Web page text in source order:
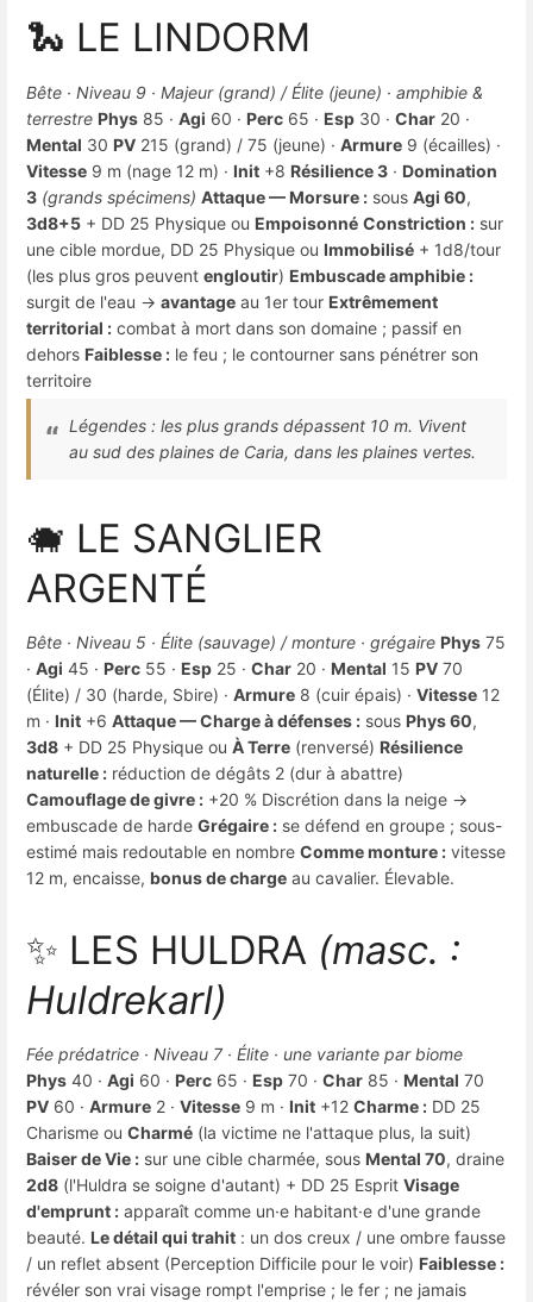
🐍 LE LINDORM
Bête · Niveau 9 · Majeur (grand) / Élite (jeune) · amphibie &
terrestre Phys 85 · Agi 60 · Perc 65 · Esp 30 · Char 20 ·
Mental 30 PV 215 (grand) / 75 (jeune) · Armure 9 (écailles) ·
Vitesse 9 m (nage 12 m) · Init +8 Résilience 3 · Domination
3 (grands spécimens) Attaque — Morsure : sous Agi 60,
3d8+5 + DD 25 Physique ou Empoisonné Constriction : sur
une cible mordue, DD 25 Physique ou Immobilisé + 1d8/tour
(les plus gros peuvent engloutir) Embuscade amphibie :
surgit de l'eau → avantage au 1er tour Extrêmement
territorial : combat à mort dans son domaine ; passif en
dehors Faiblesse : le feu ; le contourner sans pénétrer son
territoire
Légendes : les plus grands dépassent 10 m. Vivent
au sud des plaines de Caria, dans les plaines vertes.
🐗 LE SANGLIER
ARGENTÉ
Bête · Niveau 5 · Élite (sauvage) / monture · grégaire Phys 75
· Agi 45 · Perc 55 · Esp 25 · Char 20 · Mental 15 PV 70
(Élite) / 30 (harde, Sbire) · Armure 8 (cuir épais) · Vitesse 12
m · Init +6 Attaque — Charge à défenses : sous Phys 60,
3d8 + DD 25 Physique ou À Terre (renversé) Résilience
naturelle : réduction de dégâts 2 (dur à abattre)
Camouflage de givre : +20 % Discrétion dans la neige →
embuscade de harde Grégaire : se défend en groupe ; sous-
estimé mais redoutable en nombre Comme monture : vitesse
12 m, encaisse, bonus de charge au cavalier. Élevable.
✨ LES HULDRA (masc. :
Huldrekarl)
Fée prédatrice · Niveau 7 · Élite · une variante par biome
Phys 40 · Agi 60 · Perc 65 · Esp 70 · Char 85 · Mental 70
PV 60 · Armure 2 · Vitesse 9 m · Init +12 Charme : DD 25
Charisme ou Charmé (la victime ne l'attaque plus, la suit)
Baiser de Vie : sur une cible charmée, sous Mental 70, draine
2d8 (l'Huldra se soigne d'autant) + DD 25 Esprit Visage
d'emprunt : apparaît comme un·e habitant·e d'une grande
beauté. Le détail qui trahit : un dos creux / une ombre fausse
/ un reflet absent (Perception Difficile pour le voir) Faiblesse :
révéler son vrai visage rompt l'emprise ; le fer ; ne jamais